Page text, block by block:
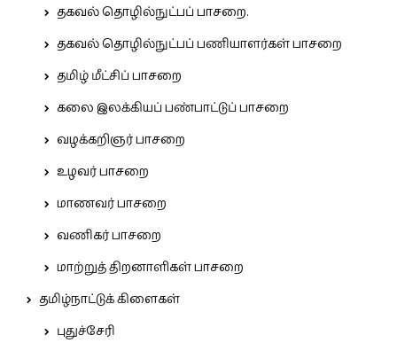
தகவல் தொழில்நுட்பப் பாசறை.
தகவல் தொழில்நுட்பப் பணியாளர்கள் பாசறை
தமிழ் மீட்சிப் பாசறை
கலை இலக்கியப் பண்பாட்டுப் பாசறை
வழக்கறிஞர் பாசறை
உழவர் பாசறை
மாணவர் பாசறை
வணிகர் பாசறை
மாற்றுத் திறனாளிகள் பாசறை
தமிழ்நாட்டுக் கிளைகள்
புதுச்சேரி